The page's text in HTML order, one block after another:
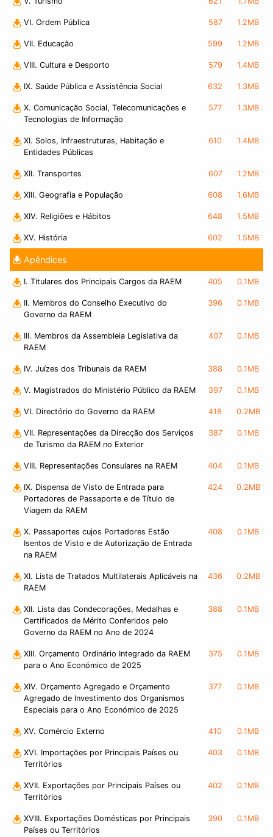
VI. Ordem Pública 587 1.2MB
VII. Educação 599 1.2MB
VIII. Cultura e Desporto 579 1.4MB
IX. Saúde Pública e Assistência Social 632 1.3MB
X. Comunicação Social, Telecomunicações e
Tecnologias de Informação
577 1.3MB
XI. Solos, Infraestruturas, Habitação e
Entidades Públicas
610 1.4MB
XII. Transportes 607 1.2MB
XIII. Geografia e População 608 1.6MB
XIV. Religiões e Hábitos 648 1.5MB
XV. História 602 1.5MB
Apêndices
I. Titulares dos Principais Cargos da RAEM 405 0.1MB
II. Membros do Conselho Executivo do
Governo da RAEM
396 0.1MB
III. Membros da Assembleia Legislativa da
RAEM
407 0.1MB
IV. Juízes dos Tribunais da RAEM 388 0.1MB
V. Magistrados do Ministério Público da RAEM 397 0.1MB
VI. Directório do Governo da RAEM 418 0.2MB
VII. Representações da Direcção dos Serviços
de Turismo da RAEM no Exterior
387 0.1MB
VIII. Representações Consulares na RAEM 404 0.1MB
IX. Dispensa de Visto de Entrada para
Portadores de Passaporte e de Título de
Viagem da RAEM
424 0.2MB
X. Passaportes cujos Portadores Estão
Isentos de Visto e de Autorização de Entrada
na RAEM
408 0.1MB
XI. Lista de Tratados Multilaterais Aplicáveis na
RAEM
436 0.2MB
XII. Lista das Condecorações, Medalhas e
Certificados de Mérito Conferidos pelo
Governo da RAEM no Ano de 2024
388 0.1MB
XIII. Orçamento Ordinário Integrado da RAEM
para o Ano Económico de 2025
375 0.1MB
XIV. Orçamento Agregado e Orçamento
Agregado de Investimento dos Organismos
Especiais para o Ano Económico de 2025
377 0.1MB
XV. Comércio Externo 410 0.1MB
XVI. Importações por Principais Países ou
Territórios
403 0.1MB
XVII. Exportações por Principais Países ou
Territórios
402 0.1MB
XVIII. Exportações Domésticas por Principais
Países ou Territórios
390 0.1MB